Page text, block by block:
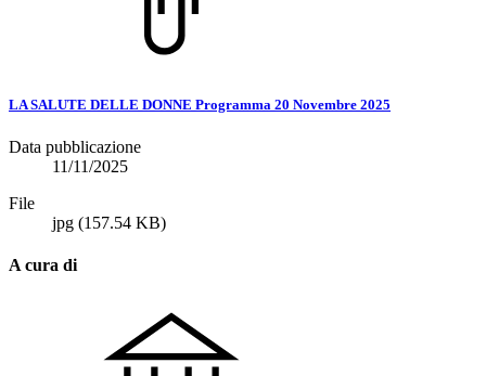
LA SALUTE DELLE DONNE Programma 20 Novembre 2025
Data pubblicazione
11/11/2025
File
jpg (157.54 KB)
A cura di